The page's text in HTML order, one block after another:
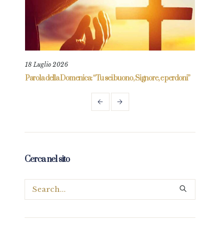
18 Luglio 2026
Parola della Domenica: “Tu sei buono, Signore, e perdoni”
Cerca nel sito